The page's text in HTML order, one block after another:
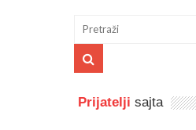
Prijatelji sajta